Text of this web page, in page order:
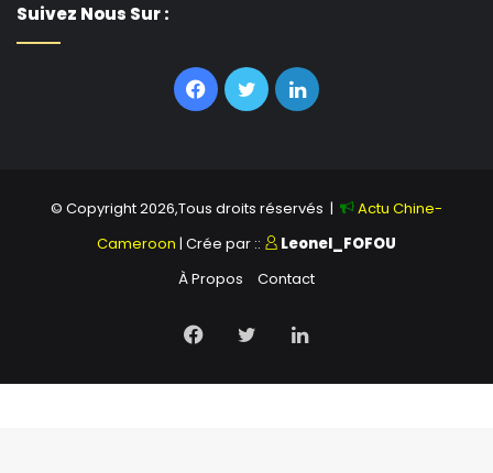
Suivez Nous Sur :
Facebook
TwitterLinkedin
© Copyright 2026,Tous droits réservés |
Actu Chine-
Cameroon | Crée par ::
Leonel_FOFOU
À Propos
Contact
Facebook
TwitterLinkedin